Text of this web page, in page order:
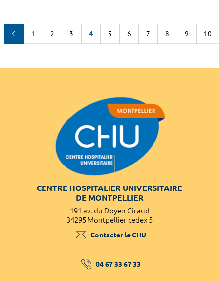
1 2 3 4 5 6 7 8 9 10
CENTRE HOSPITALIER UNIVERSITAIRE
DE MONTPELLIER
191 av. du Doyen Giraud
34295 Montpellier cedex 5
Contacter le CHU
04 67 33 67 33